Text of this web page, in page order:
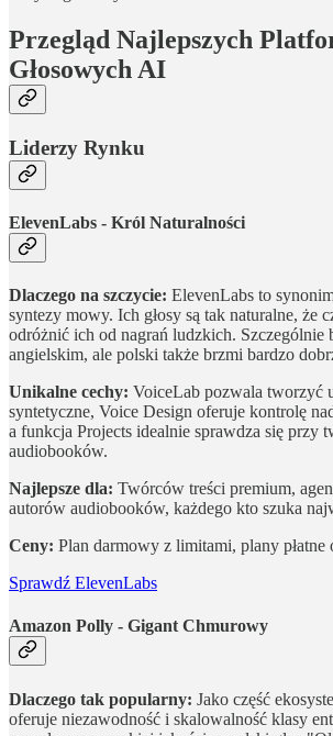
Przegląd Najlepszych
Głosowych AI
Liderzy Rynku
ElevenLabs - Król Naturalności
Dlaczego na szczycie: ElevenLabs to
syntezy mowy. Ich głosy są tak naturalne, że
odróżnić ich od nagrań ludzkich. Szczególnie
angielskim, ale polski także brzmi bardzo
Unikalne cechy: VoiceLab pozwala tworzyć
syntetyczne, Voice Design oferuje kontrolę
a funkcja Projects idealnie sprawdza się przy
audiobooków.
Najlepsze dla: Twórców treści premium,
autorów audiobooków, każdego kto szuka
Ceny: Plan darmowy z limitami, plany płatne
Sprawdź ElevenLabs
Amazon Polly - Gigant Chmurowy
Dlaczego tak popularny: Jako część
oferuje niezawodność i skalowalność klasy